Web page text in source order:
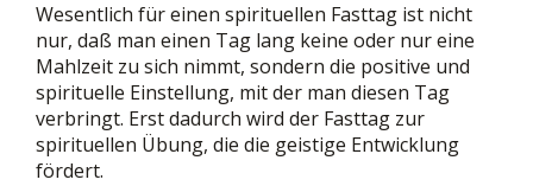
Wesentlich für einen spirituellen Fasttag ist nicht
nur, daß man einen Tag lang keine oder nur eine
Mahlzeit zu sich nimmt, sondern die positive und
spirituelle Einstellung, mit der man diesen Tag
verbringt. Erst dadurch wird der Fasttag zur
spirituellen Übung, die die geistige Entwicklung
fördert.